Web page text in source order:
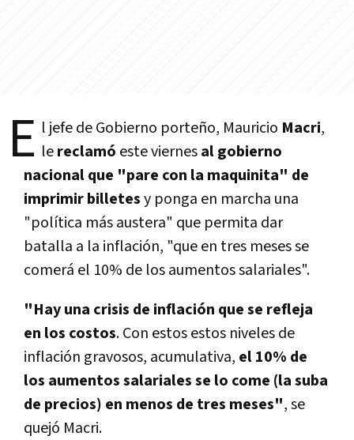
E l jefe de Gobierno porteño, Mauricio Macri,
lereclamó este viernesal gobierno
nacional que "pare con la maquinita" de
imprimir billetesy ponga en marcha una
"política más austera" que permita dar
batalla a la inflación, "que en tres meses se
comerá el 10% de los aumentos salariales".
"Hay una crisis de inflación que se refleja
en los costos. Con estos estos niveles de
inflación gravosos, acumulativa, el 10% de
los aumentos salariales se lo come (la suba
de precios) en menos de tres meses", se
quejó Macri.